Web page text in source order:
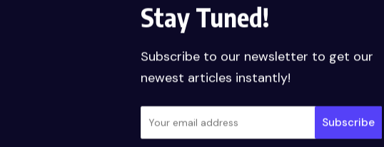
Stay Tuned!
Subscribe to our newsletter to get our
newest articles instantly!
GAMING
HEROES(2)